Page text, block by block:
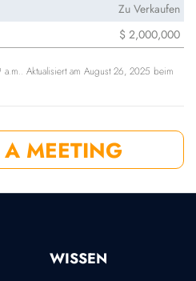
Zu Verkaufen
$ 2,000,000
Aktualisiert am August 26, 2025 beim
MEETING
WISSEN